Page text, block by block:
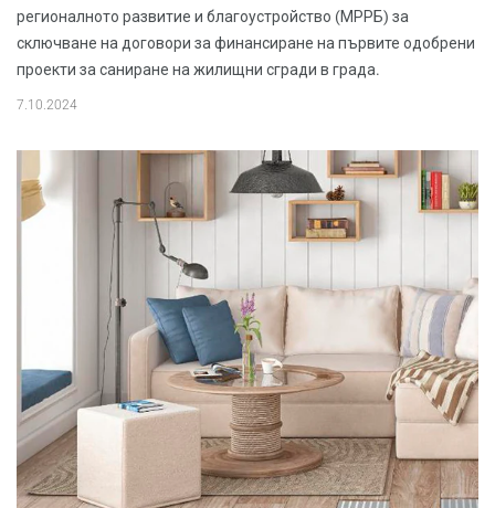
регионалното развитие и благоустройство (МРРБ) за
сключване на договори за финансиране на първите одобрени
проекти за саниране на жилищни сгради в града.
7.10.2024